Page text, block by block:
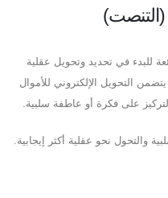
(التنصت)
للبدء في تحديد وتحويل عقلية
التحويل الإلكتروني للأموال
على فكرة أو عاطفة سلبية.
والتحول نحو عقلية أكثر إيجابية.